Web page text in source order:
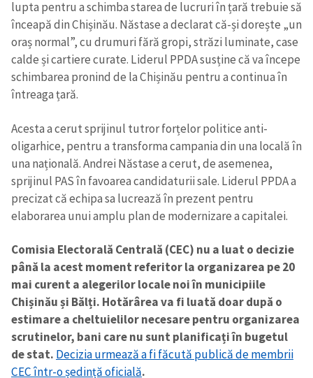
lupta pentru a schimba starea de lucruri în țară trebuie să
înceapă din Chișinău. Năstase a declarat că-și dorește „un
oraș normal”, cu drumuri fără gropi, străzi luminate, case
calde și cartiere curate. Liderul PPDA susține că va începe
schimbarea pronind de la Chișinău pentru a continua în
întreaga țară.
Acesta a cerut sprijinul tutror forțelor politice anti-
oligarhice, pentru a transforma campania din una locală în
una națională. Andrei Năstase a cerut, de asemenea,
sprijinul PAS în favoarea candidaturii sale. Liderul PPDA a
precizat că echipa sa lucrează în prezent pentru
elaborarea unui amplu plan de modernizare a capitalei.
Comisia Electorală Centrală (CEC) nu a luat o decizie
până la acest moment referitor la organizarea pe 20
mai curent a alegerilor locale noi în municipiile
Chișinău și Bălți. Hotărârea va fi luată doar după o
estimare a cheltuielilor necesare pentru organizarea
scrutinelor, bani care nu sunt planificați în bugetul
de stat. Decizia urmează a fi făcută publică de membrii
CEC într-o ședință oficială.